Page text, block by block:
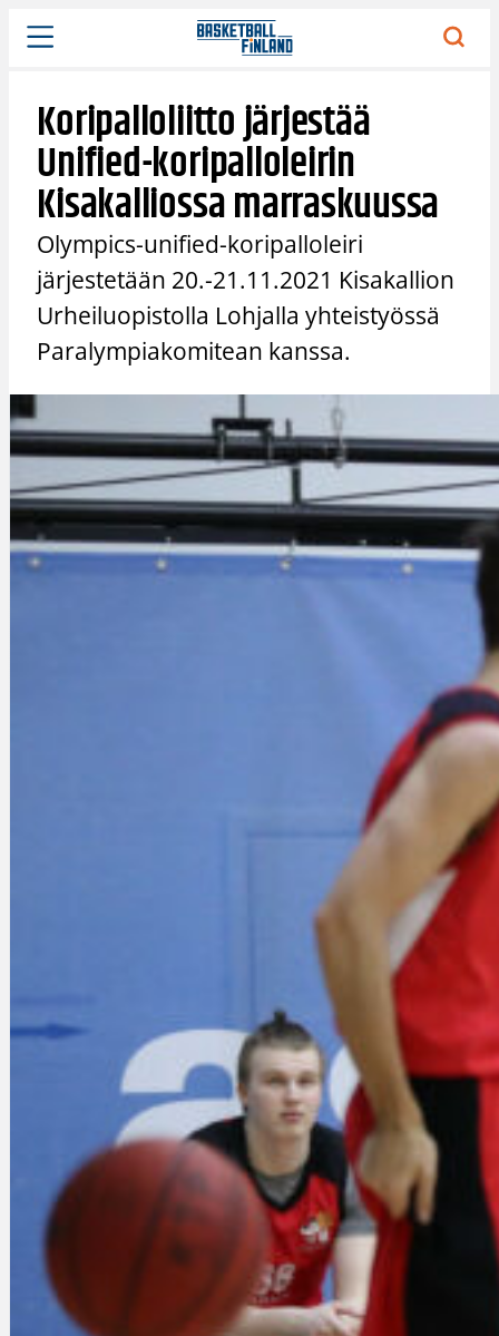
Siirry
sisältöön
Koripalloliitto järjestää
Unified-koripalloleirin
Kisakalliossa marraskuussa
Olympics-unified-koripalloleiri
järjestetään 20.-21.11.2021 Kisakallion
Urheiluopistolla Lohjalla yhteistyössä
Paralympiakomitean kanssa.